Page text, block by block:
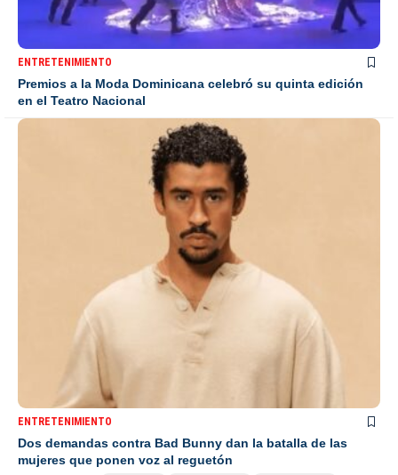
ENTRETENIMIENTO
Premios a la Moda Dominicana celebró su quinta edición
en el Teatro Nacional
ENTRETENIMIENTO
Dos demandas contra Bad Bunny dan la batalla de las
mujeres que ponen voz al reguetón